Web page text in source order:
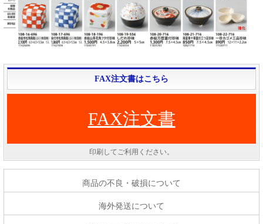
FAX注文書はこちら
FAX注文書
印刷してご利用ください。
商品の不良・破損について
海外発送について